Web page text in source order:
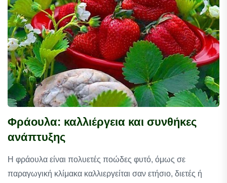
Φράουλα: καλλιέργεια και συνθήκες
ανάπτυξης
Η φράουλα είναι πολυετές ποώδες φυτό, όμως σε
παραγωγική κλίμακα καλλιεργείται σαν ετήσιο, διετές ή